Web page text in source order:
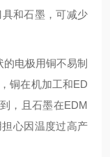
和石墨，可减少
电极用铜不易制
铜在机加工和ED
，且石墨在EDM
心因温度过高产